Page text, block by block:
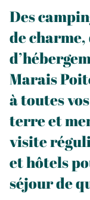
Des
de
Marais
à toutes
terre et
visite
et hôtels
séjour de